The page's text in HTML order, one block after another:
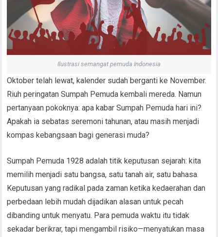
Ilustrasi semangat pemuda Indonesia
Oktober telah lewat, kalender sudah berganti ke November.
Riuh peringatan Sumpah Pemuda kembali mereda. Namun
pertanyaan pokoknya: apa kabar Sumpah Pemuda hari ini?
Apakah ia sebatas seremoni tahunan, atau masih menjadi
kompas kebangsaan bagi generasi muda?
Sumpah Pemuda 1928 adalah titik keputusan sejarah: kita
memilih menjadi satu bangsa, satu tanah air, satu bahasa.
Keputusan yang radikal pada zaman ketika kedaerahan dan
perbedaan lebih mudah dijadikan alasan untuk pecah
dibanding untuk menyatu. Para pemuda waktu itu tidak
sekadar berikrar, tapi mengambil risiko—menyatukan masa